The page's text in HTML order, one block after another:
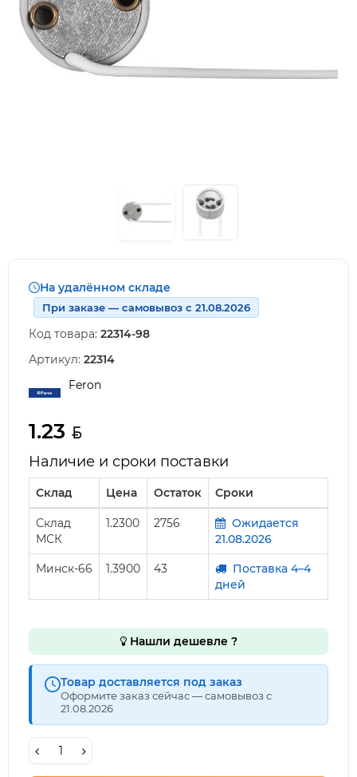
На удалённом складе
При заказе — самовывоз с 21.08.2026
Код товара: 22314-98
Артикул: 22314
Feron
1.23
Наличие и сроки поставки
Склад Цена Остаток Сроки
Склад
МСК
1.2300 2756
Ожидается
21.08.2026
Минск-66 1.3900 43
Поставка 4–4
дней
Нашли дешевле ?
Товар доставляется под заказ
Оформите заказ сейчас — самовывоз с
21.08.2026